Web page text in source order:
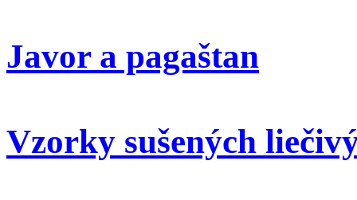
Javor a pagaštan
Vzorky sušených